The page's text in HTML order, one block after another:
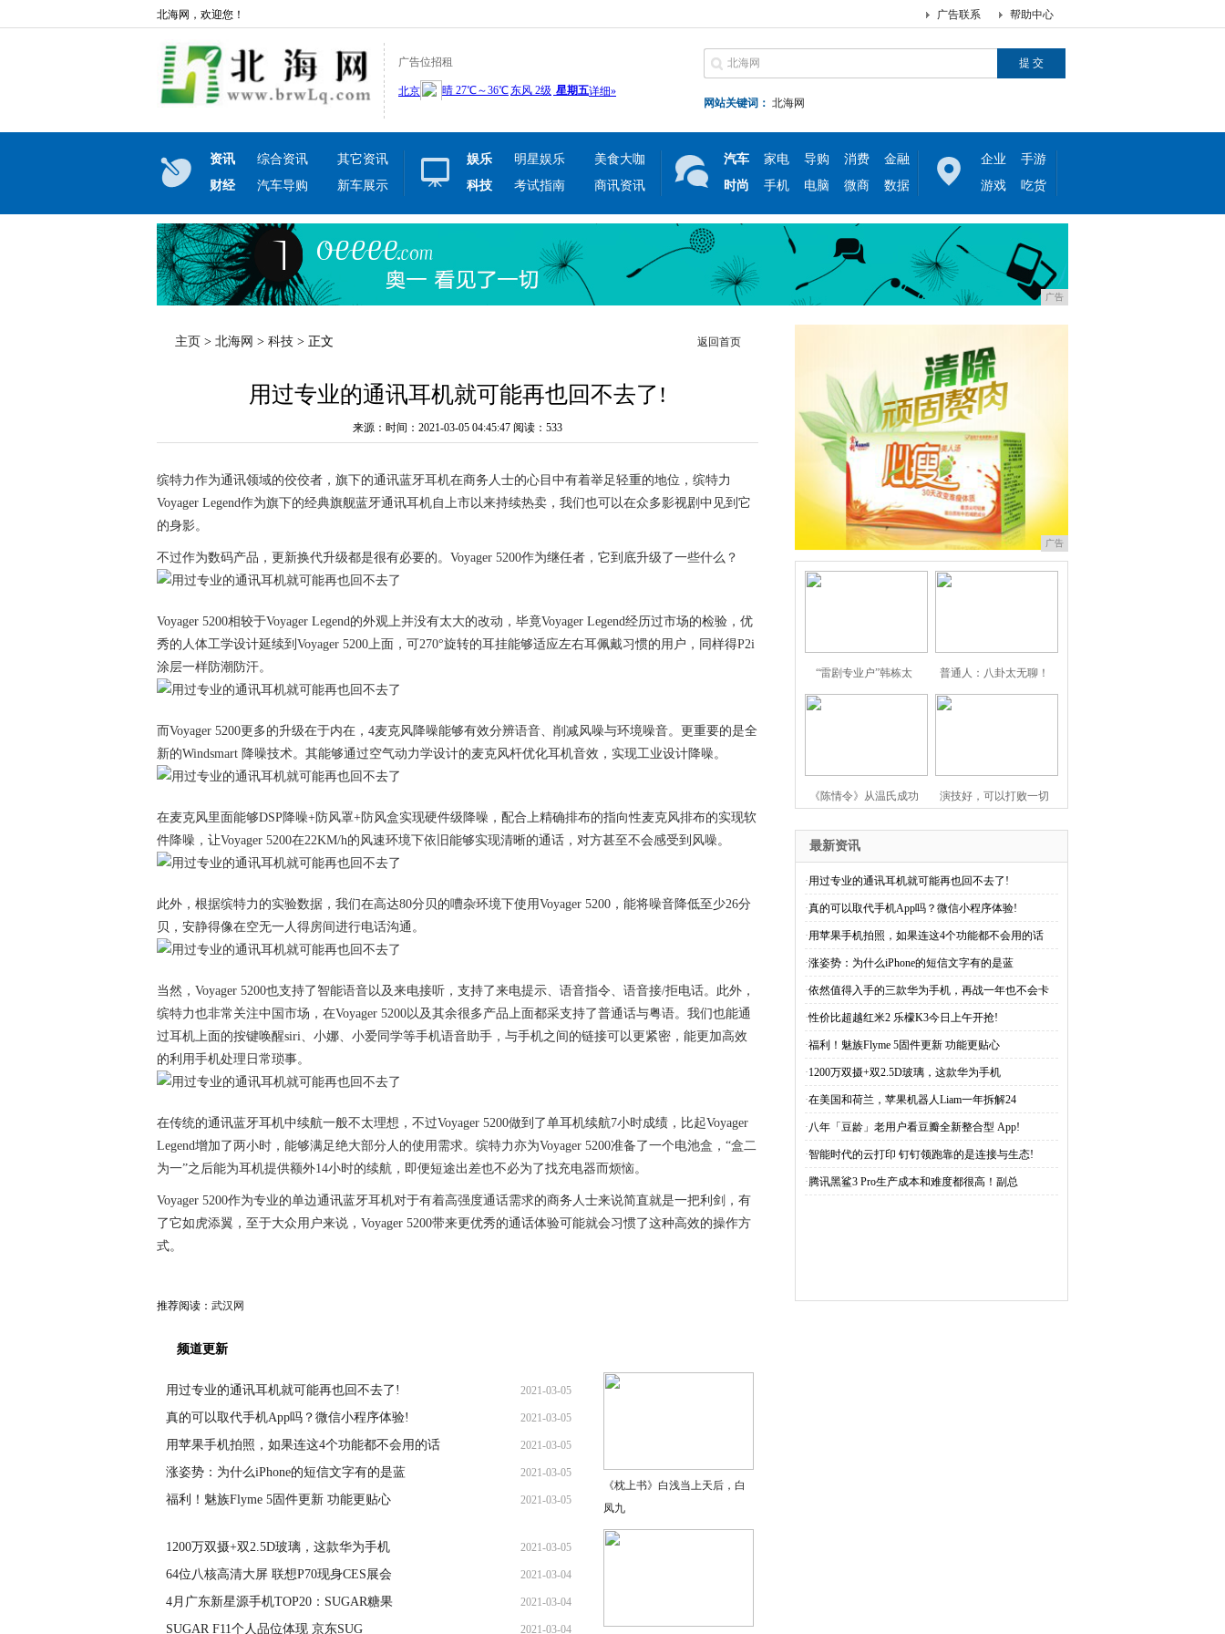
北海网，欢迎您！ 帮助中心
广告联系
广告位招租
网站关键词： 北海网
资讯 综合资讯
其它资讯
财经
汽车导购 新车展示
娱乐 明星娱乐
美食大咖
科技
考试指南 商讯资讯
汽车 家电 导购 消费
金融
时尚
手机 电脑 微商 数据
企业
手游
游戏
吃货
广告
主页 > 北海网 > 科技 > 正文 返回首页
用过专业的通讯耳机就可能再也回不去了!
来源：时间：2021-03-05 04:45:47 阅读：533
缤特力作为通讯领域的佼佼者，旗下的通讯蓝牙耳机在商务人士的心目中有着举足轻重的地位，缤特力
Voyager Legend作为旗下的经典旗舰蓝牙通讯耳机自上市以来持续热卖，我们也可以在众多影视剧中见到它
的身影。
不过作为数码产品，更新换代升级都是很有必要的。Voyager 5200作为继任者，它到底升级了一些什么？
Voyager 5200相较于Voyager Legend的外观上并没有太大的改动，毕竟Voyager Legend经历过市场的检验，优
秀的人体工学设计延续到Voyager 5200上面，可270°旋转的耳挂能够适应左右耳佩戴习惯的用户，同样得P2i
涂层一样防潮防汗。
而Voyager 5200更多的升级在于内在，4麦克风降噪能够有效分辨语音、削减风噪与环境噪音。更重要的是全
新的Windsmart 降噪技术。其能够通过空气动力学设计的麦克风杆优化耳机音效，实现工业设计降噪。
在麦克风里面能够DSP降噪+防风罩+防风盒实现硬件级降噪，配合上精确排布的指向性麦克风排布的实现软
件降噪，让Voyager 5200在22KM/h的风速环境下依旧能够实现清晰的通话，对方甚至不会感受到风噪。
此外，根据缤特力的实验数据，我们在高达80分贝的嘈杂环境下使用Voyager 5200，能将噪音降低至少26分
贝，安静得像在空无一人得房间进行电话沟通。
当然，Voyager 5200也支持了智能语音以及来电接听，支持了来电提示、语音指令、语音接/拒电话。此外，
缤特力也非常关注中国市场，在Voyager 5200以及其余很多产品上面都采支持了普通话与粤语。我们也能通
过耳机上面的按键唤醒siri、小娜、小爱同学等手机语音助手，与手机之间的链接可以更紧密，能更加高效
的利用手机处理日常琐事。
在传统的通讯蓝牙耳机中续航一般不太理想，不过Voyager 5200做到了单耳机续航7小时成绩，比起Voyager
Legend增加了两小时，能够满足绝大部分人的使用需求。缤特力亦为Voyager 5200准备了一个电池盒，“盒二
为一”之后能为耳机提供额外14小时的续航，即便短途出差也不必为了找充电器而烦恼。
Voyager 5200作为专业的单边通讯蓝牙耳机对于有着高强度通话需求的商务人士来说简直就是一把利剑，有
了它如虎添翼，至于大众用户来说，Voyager 5200带来更优秀的通话体验可能就会习惯了这种高效的操作方
式。
推荐阅读： 武汉网
频道更新
用过专业的通讯耳机就可能再也回不去了! 2021-03-05
真的可以取代手机App吗？微信小程序体验! 2021-03-05
用苹果手机拍照，如果连这4个功能都不会用的话 2021-03-05
涨姿势：为什么iPhone的短信文字有的是蓝 2021-03-05
福利！魅族Flyme 5固件更新 功能更贴心 2021-03-05
1200万双摄+双2.5D玻璃，这款华为手机 2021-03-05
64位八核高清大屏 联想P70现身CES展会 2021-03-04
4月广东新星源手机TOP20：SUGAR糖果 2021-03-04
SUGAR F11个人品位体现 京东SUG 2021-03-04
《枕上书》白浅当上天后，白
凤九
广告
“雷剧专业户”韩栋太 普通人：八卦太无聊！
《陈情令》从温氏成功 演技好，可以打败一切
最新资讯
·用过专业的通讯耳机就可能再也回不去了!
·真的可以取代手机App吗？微信小程序体验!
·用苹果手机拍照，如果连这4个功能都不会用的话
·涨姿势：为什么iPhone的短信文字有的是蓝
·依然值得入手的三款华为手机，再战一年也不会卡
·性价比超越红米2 乐檬K3今日上午开抢!
·福利！魅族Flyme 5固件更新 功能更贴心
·1200万双摄+双2.5D玻璃，这款华为手机
·在美国和荷兰，苹果机器人Liam一年拆解24
·八年「豆龄」老用户看豆瓣全新整合型 App!
·智能时代的云打印 钉钉领跑靠的是连接与生态!
·腾讯黑鲨3 Pro生产成本和难度都很高！副总